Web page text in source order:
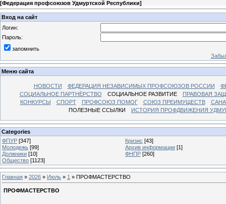
[Федерация профсоюзов Удмуртской Республики]
Вход на сайт
Логин:
Пароль:
запомнить
Меню сайта
НОВОСТИ ФЕДЕРАЦИЯ НЕЗАВИСИМЫХ ПРОФСОЮЗОВ РОССИИ
СОЦИАЛЬНОЕ ПАРТНЁРСТВО
СОЦИАЛЬНОЕ РАЗВИТИЕ
ПРАВОВАЯ
КОНКУРСЫ
СПОРТ ПРОФСОЮЗ ПОМОГ СОЮЗ ПРЕИМУЩЕСТВ
ПОЛЕЗНЫЕ ССЫЛКИ
ИСТОРИЯ ПРОФДВИЖЕНИЯ
Categories
ФПУР [347] Кризис [43]
Молодежь [99] Архив информации [1]
Должники [10] ФНПР [260]
Общество [1123]
Главная » 2026 » Июль » 1 » ПРОФМАСТЕРСТВО
ПРОФМАСТЕРСТВО